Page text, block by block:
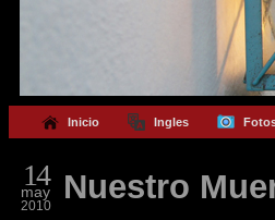
Inicio Ingles
14
may
2010 Nuestro